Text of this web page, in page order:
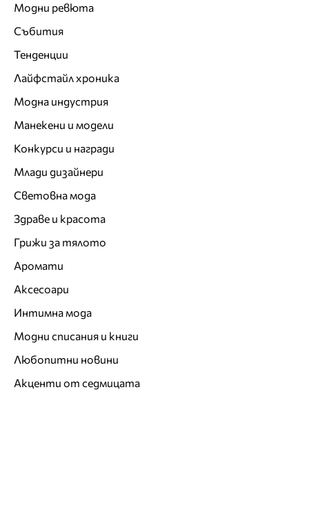
Модни ревюта
Събития
Тенденции
Лайфстайл хроника
Модна индустрия
Манекени и модели
Конкурси и награди
Млади дизайнери
Световна мода
Здраве и красота
Грижи за тялото
Аромати
Аксесоари
Интимна мода
Модни списания и книги
Любопитни новини
Акценти от седмицата